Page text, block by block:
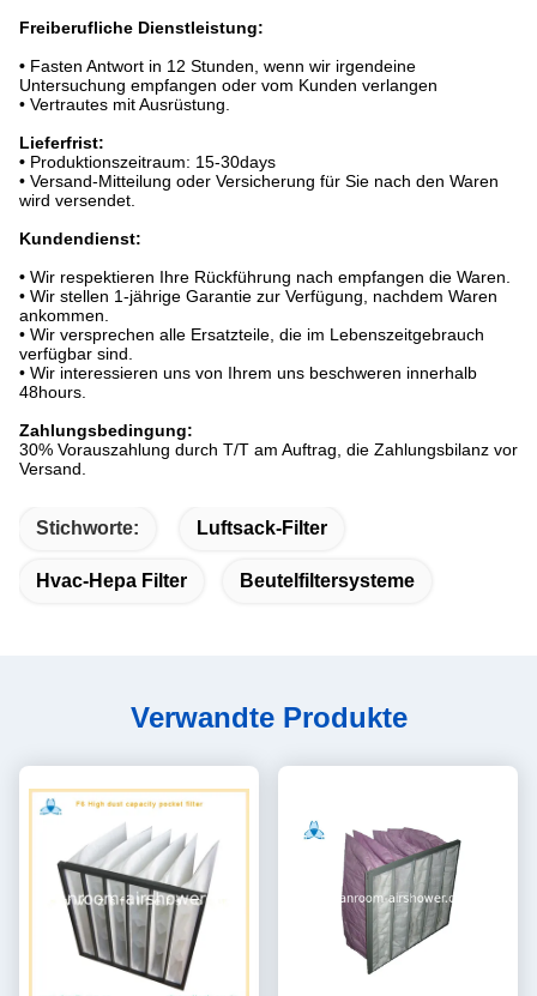
Freiberufliche Dienstleistung:
• Fasten Antwort in 12 Stunden, wenn wir irgendeine
Untersuchung empfangen oder vom Kunden verlangen
• Vertrautes mit Ausrüstung.
Lieferfrist:
• Produktionszeitraum: 15-30days
• Versand-Mitteilung oder Versicherung für Sie nach den Waren
wird versendet.
Kundendienst:
• Wir respektieren Ihre Rückführung nach empfangen die Waren.
• Wir stellen 1-jährige Garantie zur Verfügung, nachdem Waren
ankommen.
• Wir versprechen alle Ersatzteile, die im Lebenszeitgebrauch
verfügbar sind.
• Wir interessieren uns von Ihrem uns beschweren innerhalb
48hours.
Zahlungsbedingung:
30% Vorauszahlung durch T/T am Auftrag, die Zahlungsbilanz vor
Versand.
Stichworte: Luftsack-Filter
Hvac-Hepa Filter Beutelfiltersysteme
Verwandte Produkte